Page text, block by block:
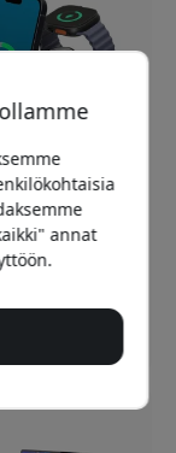
4-in-1
latausteline
- Musta
annat